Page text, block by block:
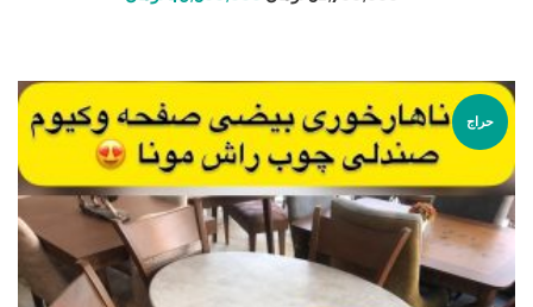
حراج